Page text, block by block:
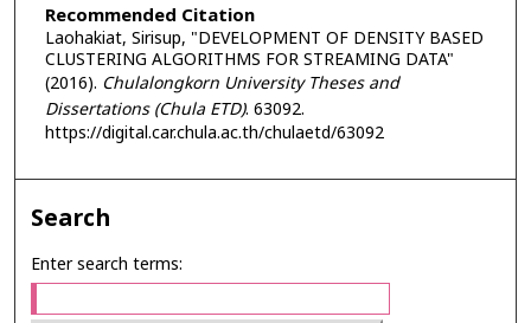
Recommended Citation
Laohakiat, Sirisup, "DEVELOPMENT OF DENSITY BASED
CLUSTERING ALGORITHMS FOR STREAMING DATA"
(2016). Chulalongkorn University Theses and
Dissertations (Chula ETD). 63092.
https://digital.car.chula.ac.th/chulaetd/63092
Search
Enter search terms: